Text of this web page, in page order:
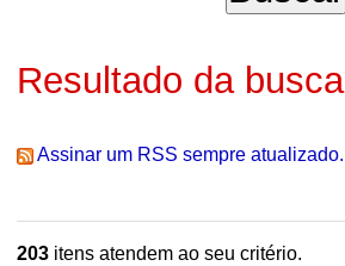
Resultado da busca
Assinar um RSS sempre atualizado.
203itens atendem ao seu critério.